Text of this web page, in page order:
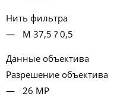
Нить фильтра
M 37,5 ? 0,5
Данные объектива
Разрешение объектива
26 MP